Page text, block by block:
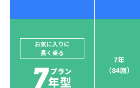
ジョイカルジャパンでは、カーリー
他にはないサービスがクレジットカ
イント運用も！
お気に入りに
長く乗る
7年
（84回）